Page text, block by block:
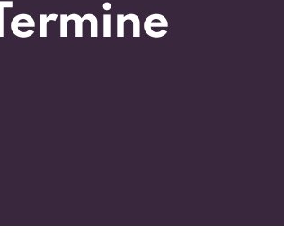
Cassonati
SUV e Crossover